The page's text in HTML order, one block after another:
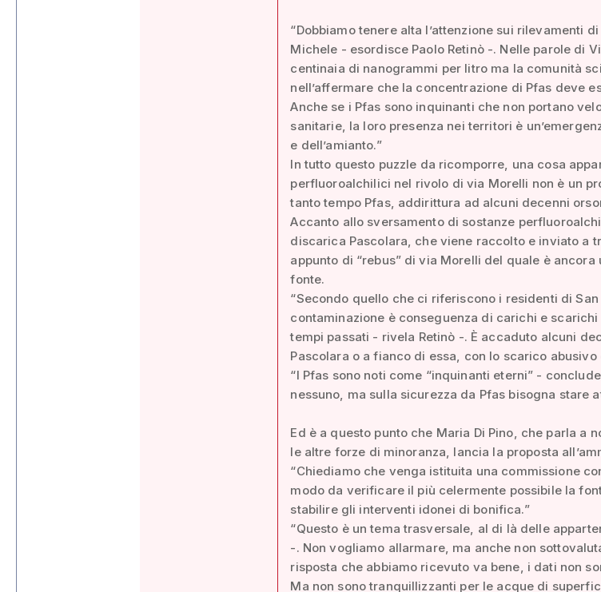
“Dobbiamo tenere alta l’attenzione sui rilevamenti
Michele - esordisce Paolo Retinò -. Nelle parole di
centinaia di nanogrammi per litro ma la comunità
nell’affermare che la concentrazione di Pfas deve
Anche se i Pfas sono inquinanti che non portano
sanitarie, la loro presenza nei territori è
e dell’amianto.”
In tutto questo puzzle da ricomporre, una cosa
perfluoroalchilici nel rivolo di via Morelli non è un
tanto tempo Pfas, addirittura ad alcuni decenni
Accanto allo sversamento di sostanze
discarica Pascolara, che viene raccolto e inviato a
appunto di “rebus” di via Morelli del quale è
fonte.
“Secondo quello che ci riferiscono i residenti di
contaminazione è conseguenza di carichi e
tempi passati - rivela Retinò -. È accaduto alcuni
Pascolara o a fianco di essa, con lo scarico
“I Pfas sono noti come “inquinanti eterni” -
nessuno, ma sulla sicurezza da Pfas bisogna stare
Ed è a questo punto che Maria Di Pino, che parla a
le altre forze di minoranza, lancia la proposta
“Chiediamo che venga istituita una commissione
modo da verificare il più celermente possibile la
stabilire gli interventi idonei di bonifica.”
“Questo è un tema trasversale, al di là delle
-. Non vogliamo allarmare, ma anche non
risposta che abbiamo ricevuto va bene, i dati non
Ma non sono tranquillizzanti per le acque di